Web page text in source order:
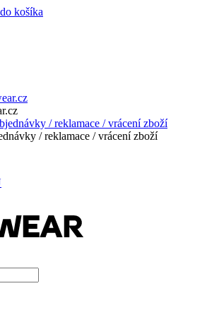
košíka
/ reklamace / vrácení zboží
/ reklamace / vrácení zboží